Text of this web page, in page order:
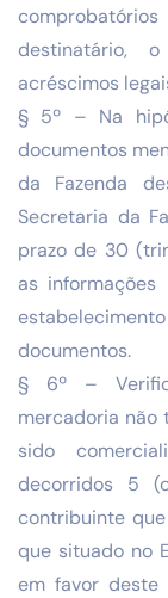
destinatário,
acréscimos
§ 5º – Na
documentos
da Fazenda
Secretaria da
prazo de 30
as
documentos.
§ 6º –
mercadoria não
sido
decorridos 5
contribuinte
que situado no
em favor